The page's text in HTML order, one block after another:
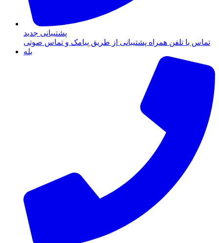
پشتیبانی جدید
تماس با تلفن همراه پشتیبانی از طریق پیامک و تماس صوتی
بله